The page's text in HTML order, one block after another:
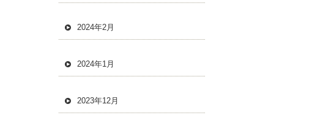
2024年2月
2024年1月
2023年12月